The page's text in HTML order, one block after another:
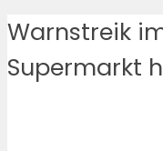
Warnstreik
Supermarkt